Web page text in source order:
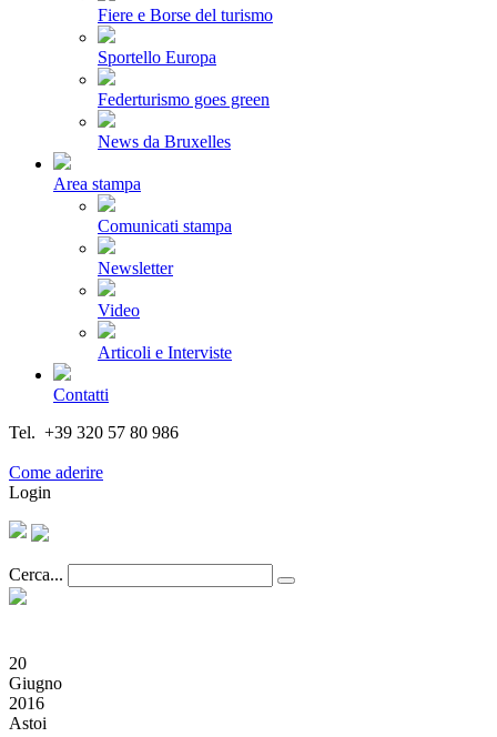
Fiere e Borse del turismo
Sportello Europa
Federturismo goes green
News da Bruxelles
Area stampa
Comunicati stampa
Newsletter
Video
Articoli e Interviste
Contatti
Tel. +39 320 57 80 986
Come aderire
Login
Cerca...
20
Giugno
2016
Astoi